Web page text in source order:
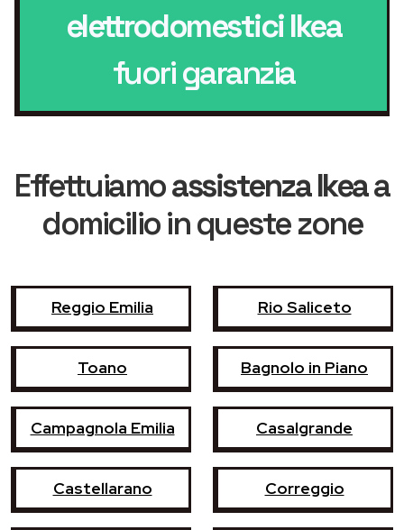
elettrodomestici Ikea
fuori garanzia
Effettuiamoassistenza Ikeaa
domicilio in queste zone
Reggio Emilia Rio Saliceto
Toano Bagnolo in Piano
Campagnola Emilia Casalgrande
Castellarano Correggio